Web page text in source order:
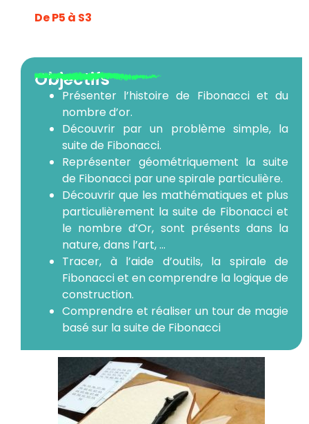
De P5 à S3
Objectifs
Présenter l’histoire de Fibonacci et du
nombre d’or.
Découvrir par un problème simple, la
suite de Fibonacci.
Représenter géométriquement la suite
de Fibonacci par une spirale particulière.
Découvrir que les mathématiques et plus
particulièrement la suite de Fibonacci et
le nombre d’Or, sont présents dans la
nature, dans l’art, …
Tracer, à l’aide d’outils, la spirale de
Fibonacci et en comprendre la logique de
construction.
Comprendre et réaliser un tour de magie
basé sur la suite de Fibonacci